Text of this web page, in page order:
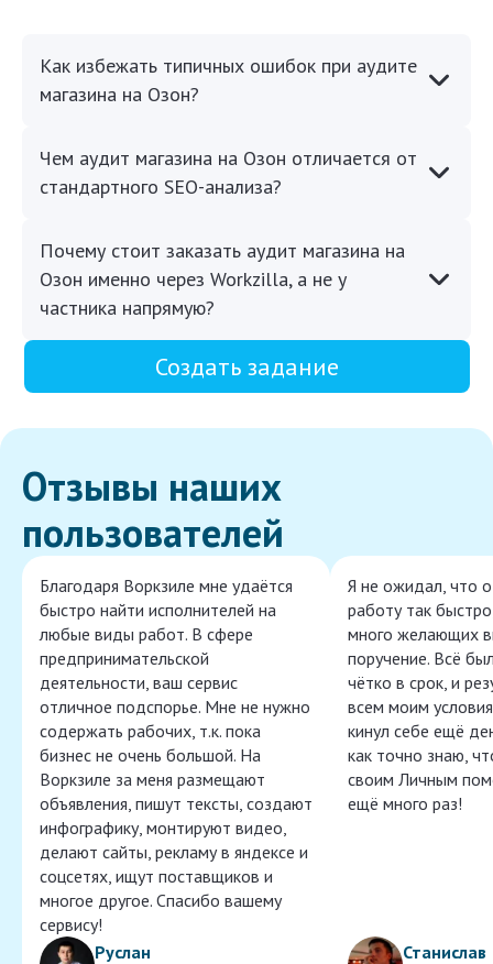
Как избежать типичных ошибок при аудите
магазина на Озон?
Чем аудит магазина на Озон отличается от
стандартного SEO-анализа?
Почему стоит заказать аудит магазина на
Озон именно через Workzilla, а не у
частника напрямую?
Создать задание
Отзывы наших
пользователей
Благодаря Воркзиле мне удаётся
быстро найти исполнителей на
любые виды работ. В сфере
предпринимательской
деятельности, ваш сервис
отличное подспорье. Мне не нужно
содержать рабочих, т.к. пока
бизнес не очень большой. На
Воркзиле за меня размещают
объявления, пишут тексты, создают
инфографику, монтируют видео,
делают сайты, рекламу в яндексе и
соцсетях, ищут поставщиков и
многое другое. Спасибо вашему
сервису!
Руслан
Я не ожидал, что
работу так
много желающих
поручение. Всё
чётко в срок, и
всем моим
кинул себе ещё
как точно знаю,
своим Личным
ещё много раз!
Станислав